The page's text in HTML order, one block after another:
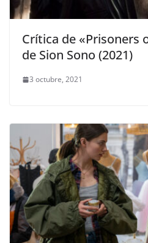
Crítica de «Prisoners
de Sion Sono (2021)
3 octubre, 2021